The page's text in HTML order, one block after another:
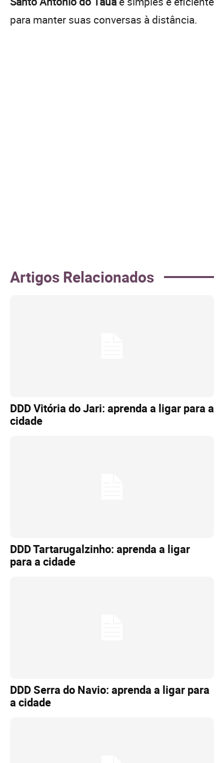
para manter suas conversas à distância.
Artigos Relacionados
DDD Vitória do Jari: aprenda a ligar para a
cidade
DDD Tartarugalzinho: aprenda a ligar
para a cidade
DDD Serra do Navio: aprenda a ligar para
a cidade